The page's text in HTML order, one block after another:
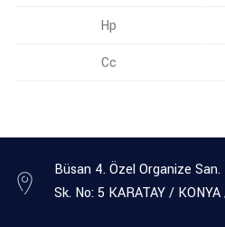
Hp
Cc
Büsan 4. Özel Organize
Sk. No: 5 KARATAY /